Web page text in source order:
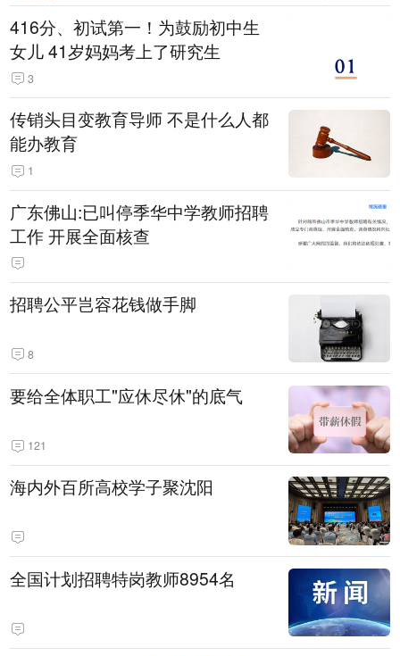
416分、初试第一！为鼓励初中生
女儿 41岁妈妈考上了研究生
3
传销头目变教育导师 不是什么人都
能办教育
1
广东佛山:已叫停季华中学教师招聘
工作 开展全面核查
招聘公平岂容花钱做手脚
8
要给全体职工"应休尽休"的底气
121
海内外百所高校学子聚沈阳
全国计划招聘特岗教师8954名